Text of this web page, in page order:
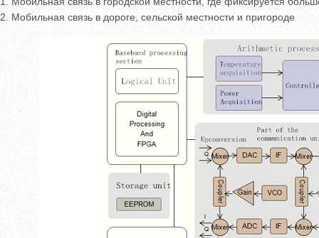
Радио и
2. Мобильная связь в дороге, сельской местности и пригороде